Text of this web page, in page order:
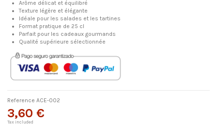
Arôme délicat et équilibré
Texture légère et élégante
Idéale pour les salades et les tartines
Format pratique de 25 cl
Parfait pour les cadeaux gourmands
Qualité supérieure sélectionnée
Reference ACE-002
3,60 €
Tax included